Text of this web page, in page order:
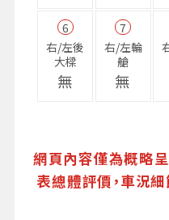
6
右/左後
大樑
無
7
右/左輪
艙
無
網頁內容僅為概略
表總體評價，車況